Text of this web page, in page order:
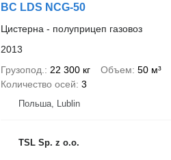
BC LDS NCG-50
Цистерна - полуприцеп газовоз
2013
Грузопод.
22 300 кг Объем 50 м³
Количество осей 3
Польша, Lublin
TSL Sp. z o.o.